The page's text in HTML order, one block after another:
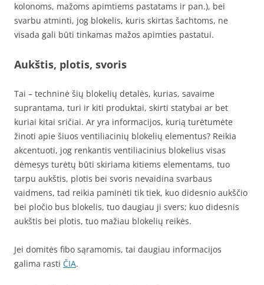
kolonoms, mažoms apimtiems pastatams ir pan.), bei
svarbu atminti, jog blokelis, kuris skirtas šachtoms, ne
visada gali būti tinkamas mažos apimties pastatui.
Aukštis, plotis, svoris
Tai – techninė šių blokelių detalės, kurias, savaime
suprantama, turi ir kiti produktai, skirti statybai ar bet
kuriai kitai sričiai. Ar yra informacijos, kurią turėtumėte
žinoti apie šiuos ventiliacinių blokelių elementus? Reikia
akcentuoti, jog renkantis ventiliacinius blokelius visas
dėmesys turėtų būti skiriama kitiems elementams, tuo
tarpu aukštis, plotis bei svoris nevaidina svarbaus
vaidmens, tad reikia paminėti tik tiek, kuo didesnio aukščio
bei pločio bus blokelis, tuo daugiau ji svers; kuo didesnis
aukštis bei plotis, tuo mažiau blokelių reikės.
Jei domitės fibo sąramomis, tai daugiau informacijos
galima rasti ČIA.